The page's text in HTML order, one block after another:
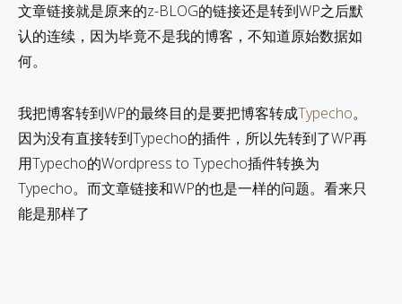
文章链接就是原来的z-BLOG的链接还是转到WP之后默
认的连续，因为毕竟不是我的博客，不知道原始数据如
何。
我把博客转到WP的最终目的是要把博客转成Typecho。
因为没有直接转到Typecho的插件，所以先转到了WP再
用Typecho的Wordpress to Typecho插件转换为
Typecho。而文章链接和WP的也是一样的问题。看来只
能是那样了